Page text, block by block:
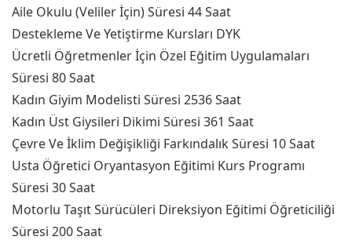
Aile Okulu (Veliler İçin) Süresi 44 Saat
Destekleme Ve Yetiştirme Kursları DYK
Ücretli Öğretmenler İçin Özel Eğitim Uygulamaları
Süresi 80 Saat
Kadın Giyim Modelisti Süresi 2536 Saat
Kadın Üst Giysileri Dikimi Süresi 361 Saat
Çevre Ve İklim Değişikliği Farkındalık Süresi 10 Saat
Usta Öğretici Oryantasyon Eğitimi Kurs Programı
Süresi 30 Saat
Motorlu Taşıt Sürücüleri Direksiyon Eğitimi Öğreticiliği
Süresi 200 Saat